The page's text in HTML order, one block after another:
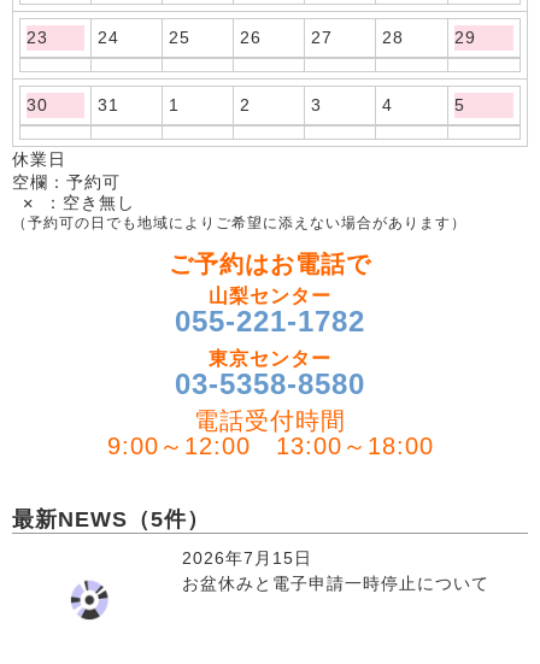
23 24 25 26 27 28 29
30 31 1 2 3 4 5
休業日
空欄：予約可
✕ ：空き無し
（予約可の日でも地域によりご希望に添えない場合があります）
ご予約はお電話で
山梨センター
055-221-1782
東京センター
03-5358-8580
電話受付時間
9:00～12:00 13:00～18:00
最新NEWS（5件）
2026年7月15日
お盆休みと電子申請一時停止について